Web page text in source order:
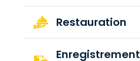
Restauration
Enregistrement -